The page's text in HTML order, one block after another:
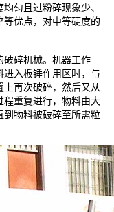
匀且过粉碎现象少、
等优点，对中等硬度的
破碎机械。机器工作
进入板锤作用区时，与
再次破碎，然后又从
程重复进行，物料由大
到物料被破碎至所需粒